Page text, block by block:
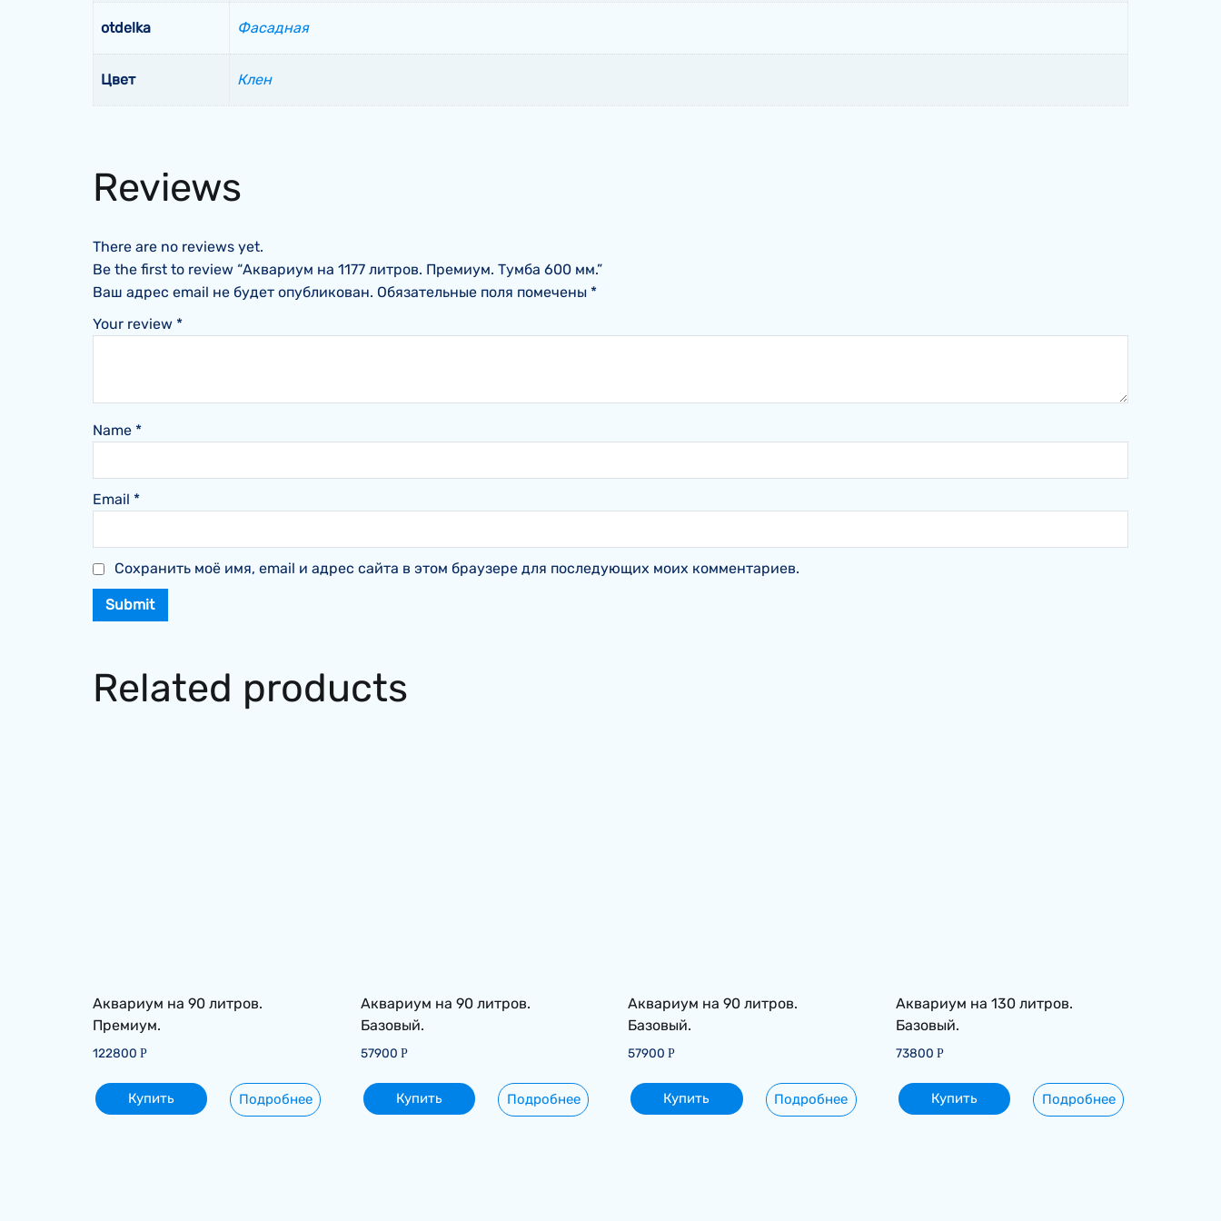
otdelka Фасадная
Цвет Клен
Reviews
There are no reviews yet.
Be the first to review “Аквариум на 1177 литров. Премиум. Тумба 600 мм.”
Ваш адрес email не будет опубликован. Обязательные поля помечены *
Your review *
Name *
Email *
Сохранить моё имя, email и адрес сайта в этом браузере для последующих моих комментариев.
Related products
Аквариум на 90 литров.
Премиум.
122800 Р
Купить Подробнее
Аквариум на 90 литров.
Базовый.
57900 Р
Купить Подробнее
Аквариум на 90 литров.
Базовый.
57900Р
Купить Подробнее
Аквариум на 130 литров.
Базовый.
73800Р
Купить Подробнее